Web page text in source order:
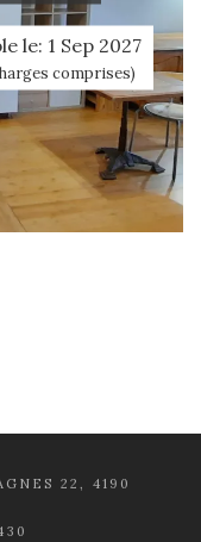
le: 1 Sep 2027
comprises)
22, 4190